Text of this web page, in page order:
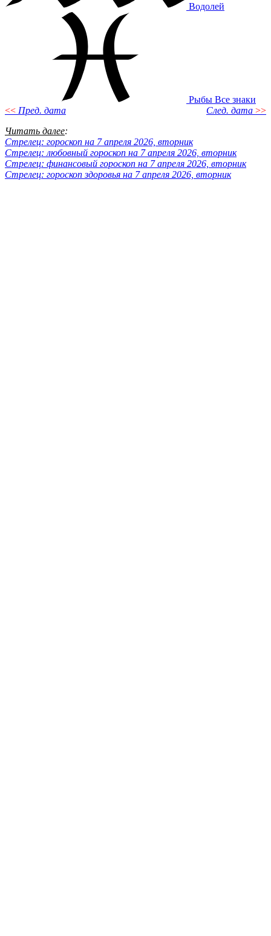
Водолей
Рыбы Все знаки
<< Пред. дата След. дата >>
Читать далее:
Стрелец: гороскоп на 7 апреля 2026, вторник
Стрелец: любовный гороскоп на 7 апреля 2026, вторник
Стрелец: финансовый гороскоп на 7 апреля 2026, вторник
Стрелец: гороскоп здоровья на 7 апреля 2026, вторник